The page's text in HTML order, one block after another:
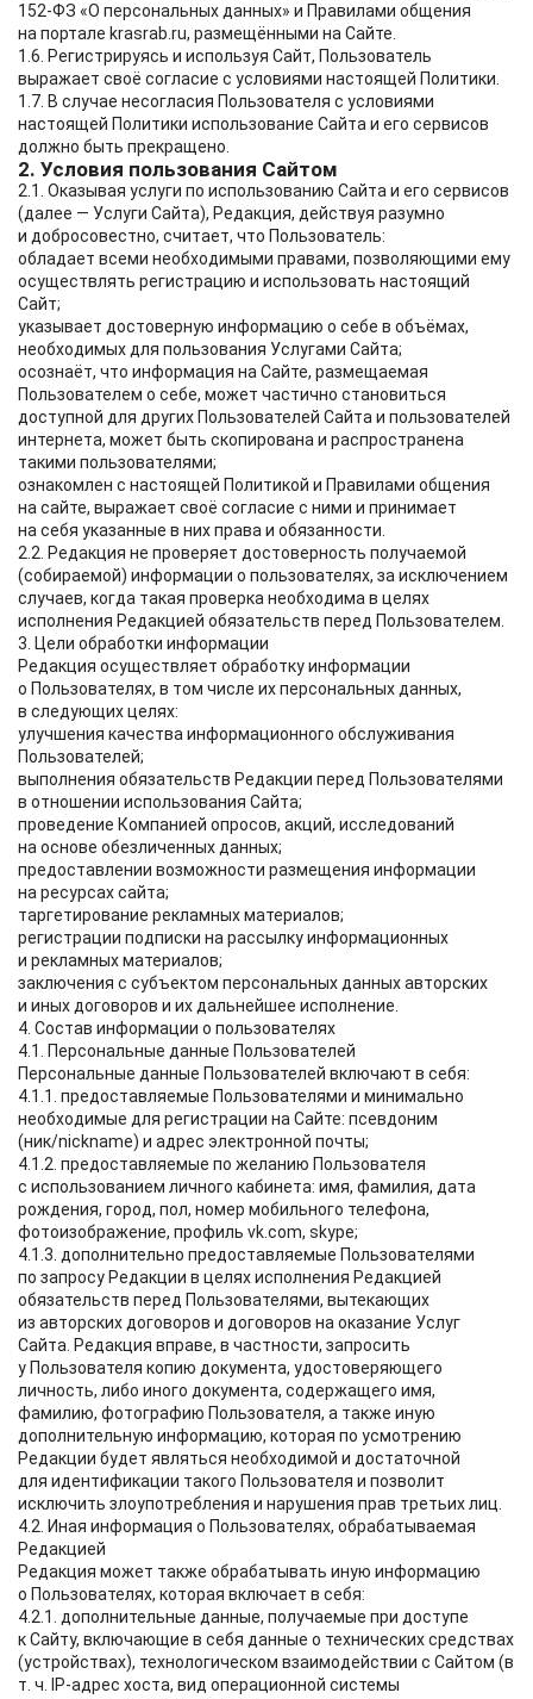
152-ФЗ «О персональных данных» и Правилами общения
на портале krasrab.ru, размещёнными на Сайте.
1.6. Регистрируясь и используя Сайт, Пользователь
выражает своё согласие с условиями настоящей Политики.
1.7. В случае несогласия Пользователя с условиями
настоящей Политики использование Сайта и его сервисов
должно быть прекращено.
2. Условия пользования Сайтом
2.1. Оказывая услуги по использованию Сайта и его сервисов
(далее — Услуги Сайта), Редакция, действуя разумно
и добросовестно, считает, что Пользователь:
обладает всеми необходимыми правами, позволяющими ему
осуществлять регистрацию и использовать настоящий
Сайт;
указывает достоверную информацию о себе в объёмах,
необходимых для пользования Услугами Сайта;
осознаёт, что информация на Сайте, размещаемая
Пользователем о себе, может частично становиться
доступной для других Пользователей Сайта и пользователей
интернета, может быть скопирована и распространена
такими пользователями;
ознакомлен с настоящей Политикой и Правилами общения
на сайте, выражает своё согласие с ними и принимает
на себя указанные в них права и обязанности.
2.2. Редакция не проверяет достоверность получаемой
(собираемой) информации о пользователях, за исключением
случаев, когда такая проверка необходима в целях
исполнения Редакцией обязательств перед Пользователем.
3. Цели обработки информации
Редакция осуществляет обработку информации
о Пользователях, в том числе их персональных данных,
в следующих целях:
улучшения качества информационного обслуживания
Пользователей;
выполнения обязательств Редакции перед Пользователями
в отношении использования Сайта;
проведение Компанией опросов, акций, исследований
на основе обезличенных данных;
предоставлении возможности размещения информации
на ресурсах сайта;
таргетирование рекламных материалов;
регистрации подписки на рассылку информационных
и рекламных материалов;
заключения с субъектом персональных данных авторских
и иных договоров и их дальнейшее исполнение.
4. Состав информации о пользователях
4.1. Персональные данные Пользователей
Персональные данные Пользователей включают в себя:
4.1.1. предоставляемые Пользователями и минимально
необходимые для регистрации на Сайте: псевдоним
(ник/nickname) и адрес электронной почты;
4.1.2. предоставляемые по желанию Пользователя
с использованием личного кабинета: имя, фамилия, дата
рождения, город, пол, номер мобильного телефона,
фотоизображение, профиль vk.com, skype;
4.1.3. дополнительно предоставляемые Пользователями
по запросу Редакции в целях исполнения Редакцией
обязательств перед Пользователями, вытекающих
из авторских договоров и договоров на оказание Услуг
Сайта. Редакция вправе, в частности, запросить
у Пользователя копию документа, удостоверяющего
личность, либо иного документа, содержащего имя,
фамилию, фотографию Пользователя, а также иную
дополнительную информацию, которая по усмотрению
Редакции будет являться необходимой и достаточной
для идентификации такого Пользователя и позволит
исключить злоупотребления и нарушения прав третьих лиц.
4.2. Иная информация о Пользователях, обрабатываемая
Редакцией
Редакция может также обрабатывать иную информацию
о Пользователях, которая включает в себя:
4.2.1. дополнительные данные, получаемые при доступе
к Сайту, включающие в себя данные о технических средствах
(устройствах), технологическом взаимодействии с Сайтом (в
т. ч. IP-адрес хоста, вид операционной системы